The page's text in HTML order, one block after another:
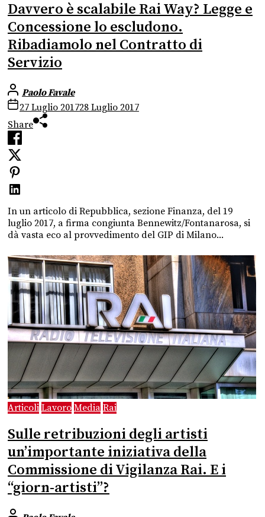
Davvero è scalabile Rai Way? Legge e
Concessione lo escludono.
Ribadiamolo nel Contratto di
Servizio
Paolo Favale
27 Luglio 201728 Luglio 2017
Share
In un articolo di Repubblica, sezione Finanza, del 19
luglio 2017, a firma congiunta Bennewitz/Fontanarosa, si
dà vasta eco al provvedimento del GIP di Milano...
Articoli Lavoro Media Rai
Sulle retribuzioni degli artisti
un’importante iniziativa della
Commissione di Vigilanza Rai. E i
“giorn-artisti”?